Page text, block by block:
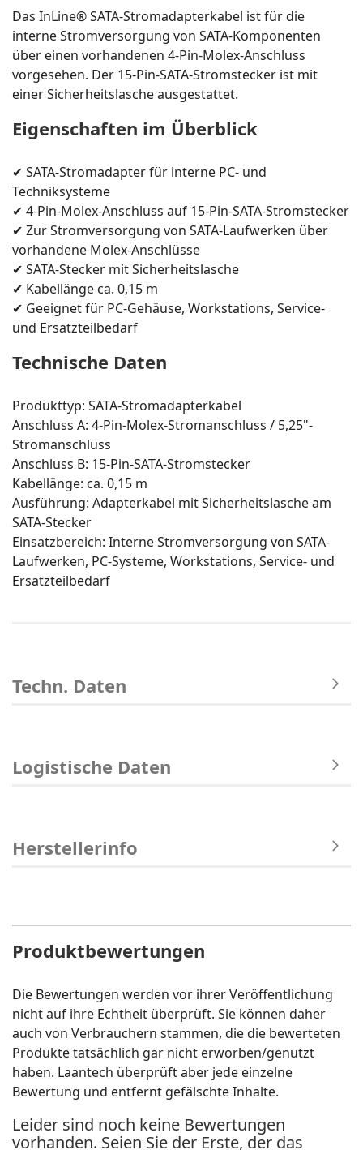
Das InLine® SATA-Stromadapterkabel ist für die
interne Stromversorgung von SATA-Komponenten
über einen vorhandenen 4-Pin-Molex-Anschluss
vorgesehen. Der 15-Pin-SATA-Stromstecker ist mit
einer Sicherheitslasche ausgestattet.
Eigenschaften im Überblick
✔ SATA-Stromadapter für interne PC- und
Techniksysteme
✔ 4-Pin-Molex-Anschluss auf 15-Pin-SATA-Stromstecker
✔ Zur Stromversorgung von SATA-Laufwerken über
vorhandene Molex-Anschlüsse
✔ SATA-Stecker mit Sicherheitslasche
✔ Kabellänge ca. 0,15 m
✔ Geeignet für PC-Gehäuse, Workstations, Service-
und Ersatzteilbedarf
Technische Daten
Produkttyp: SATA-Stromadapterkabel
Anschluss A: 4-Pin-Molex-Stromanschluss / 5,25"-
Stromanschluss
Anschluss B: 15-Pin-SATA-Stromstecker
Kabellänge: ca. 0,15 m
Ausführung: Adapterkabel mit Sicherheitslasche am
SATA-Stecker
Einsatzbereich: Interne Stromversorgung von SATA-
Laufwerken, PC-Systeme, Workstations, Service- und
Ersatzteilbedarf
Techn. Daten
Logistische Daten
Herstellerinfo
Produktbewertungen
Die Bewertungen werden vor ihrer Veröffentlichung
nicht auf ihre Echtheit überprüft. Sie können daher
auch von Verbrauchern stammen, die die bewerteten
Produkte tatsächlich gar nicht erworben/genutzt
haben. Laantech überprüft aber jede einzelne
Bewertung und entfernt gefälschte Inhalte.
Leider sind noch keine Bewertungen
vorhanden. Seien Sie der Erste, der das